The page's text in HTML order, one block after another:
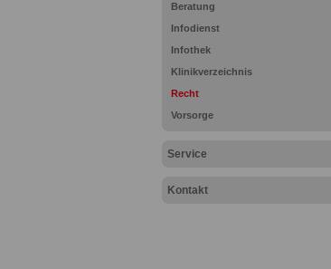
Beratung
Infodienst
Infothek
Klinikverzeichnis
Recht
Vorsorge
Service
Kontakt